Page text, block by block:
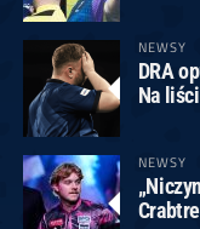
NEWSY
DRA
Na
NEWSY